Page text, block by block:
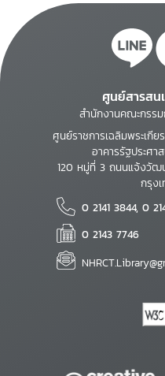
ศูนย์สารส
สำนักงานคณะกรร
ศูนย์ราชการเฉลิมพระเกี
อาคารรัฐประศ
120 หมู่ที่ 3 ถนนแจ้งวัฒ
กรุง
0 2141 3844, 0
0 2143 7746